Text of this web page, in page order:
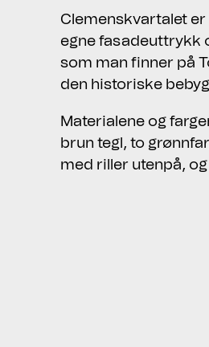
Clemenskvartalet er
egne fasadeuttrykk
som man finner på
den historiske
Materialene og
brun tegl, to
med riller utenpå,